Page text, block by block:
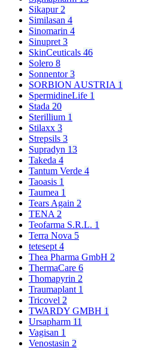
Sikapur 2
Similasan 4
Sinomarin 4
Sinupret 3
SkinCeuticals 46
Solero 8
Sonnentor3
SORBION AUSTRIA 1
SpermidineLife 1
Stada 20
Sterillium 1
Stilaxx 3
Strepsils 3
Supradyn 13
Takeda 4
Tantum Verde 4
Taoasis 1
Taumea 1
Tears Again 2
TENA 2
Teofarma S.R.L. 1
Terra Nova 5
tetesept 4
Thea Pharma GmbH 2
ThermaCare 6
Thomapyrin 2
Traumaplant 1
Tricovel 2
TWARDY GMBH 1
Ursapharm 11
Vagisan 1
Venostasin 2